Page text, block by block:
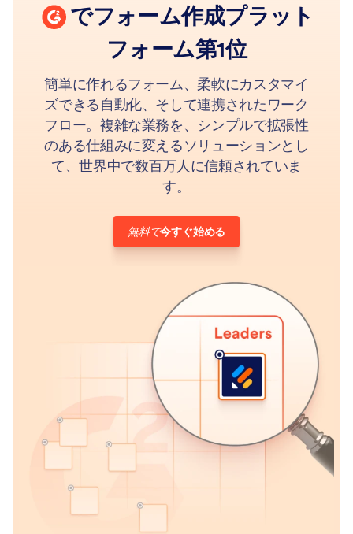
G2でフォーム作成プラット
フォーム第1位
簡単に作れるフォーム、柔軟にカスタマイ
ズできる自動化、そして連携されたワーク
フロー。複雑な業務を、シンプルで拡張性
のある仕組みに変えるソリューションとし
て、世界中で数百万人に信頼されていま
す。
無料で今すぐ始める